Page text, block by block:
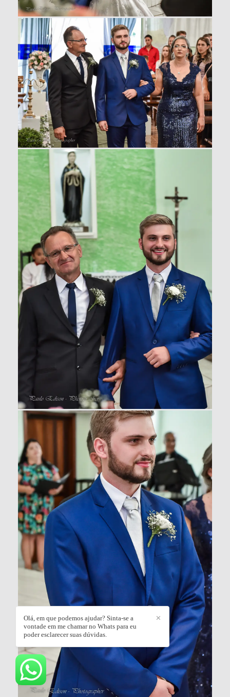
✕
Olá, em que podemos ajudar? Sinta-se a
vontade em me chamar no Whats para eu
poder esclarecer suas dúvidas.